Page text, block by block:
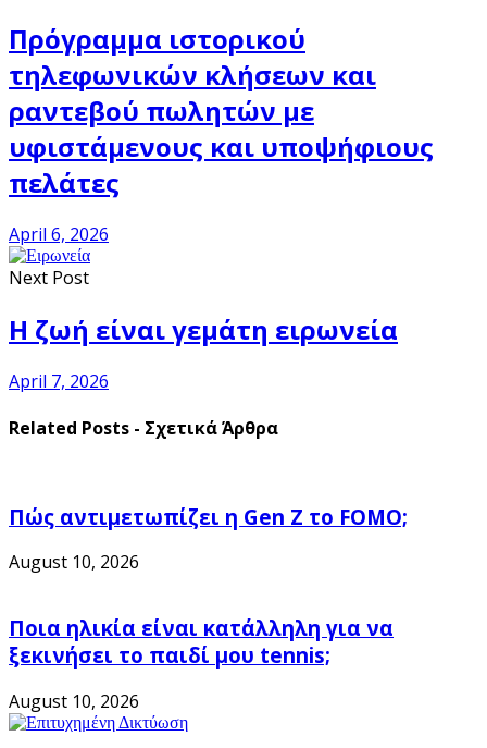
Πρόγραμμα ιστορικού
τηλεφωνικών κλήσεων και
ραντεβού πωλητών με
υφιστάμενους και υποψήφιους
πελάτες
April 6, 2026
Next Post
Η ζωή είναι γεμάτη ειρωνεία
April 7, 2026
Related Posts - Σχετικά Άρθρα
Πώς αντιμετωπίζει η Gen Z το FOMO;
August 10, 2026
Ποια ηλικία είναι κατάλληλη για να
ξεκινήσει το παιδί μου tennis;
August 10, 2026